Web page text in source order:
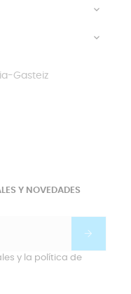


Gasteiz
Y NOVEDADES
y la política de